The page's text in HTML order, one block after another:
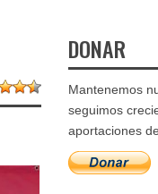
DONAR
Mantenemos
seguimos
aportaciones